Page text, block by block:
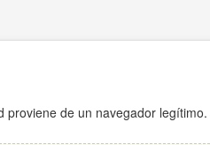
proviene de un navegador legítimo.